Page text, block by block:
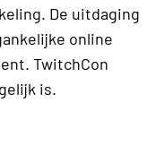
De uitdaging
online
TwitchCon
is.